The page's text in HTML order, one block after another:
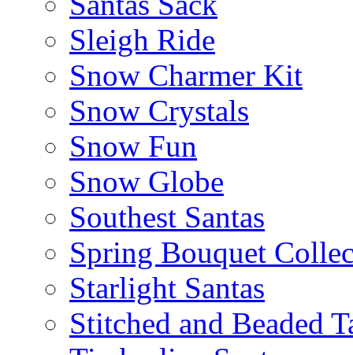
Sleigh Ride
Snow Charmer Kit
Snow Crystals
Snow Fun
Snow Globe
Southest Santas
Spring Bouquet
Starlight Santas
Stitched and Beaded